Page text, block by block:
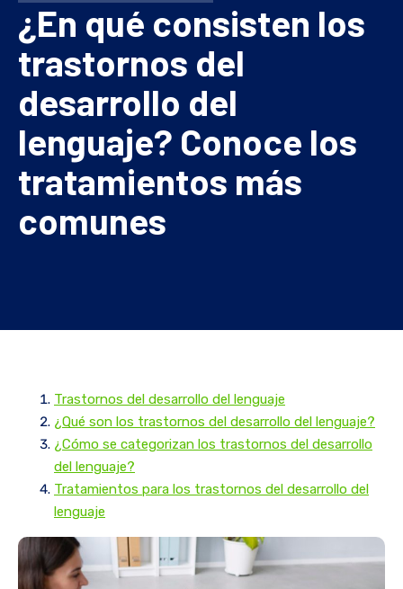
¿En qué consisten los
trastornos del
desarrollo del
lenguaje? Conoce los
tratamientos más
comunes
Trastornos del desarrollo del lenguaje
¿Qué son los trastornos del desarrollo del lenguaje?
¿Cómo se categorizan los trastornos del desarrollo
del lenguaje?
Tratamientos para los trastornos del desarrollo del
lenguaje